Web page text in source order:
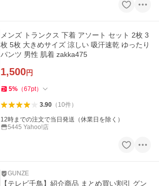
メンズ トランクス 下着 アソート セット 2枚 3
枚 5枚 大きめサイズ 涼しい 吸汗速乾 ゆったり
パンツ 男性 肌着 zakka475
1,500円
5% （67pt）
3.90（ 10件）
12時までの注文で当日発送（休業日を除く）
5445 Yahoo!店
GUNZE
【テレビ千鳥】紹介商品 まとめ買い割引 グン